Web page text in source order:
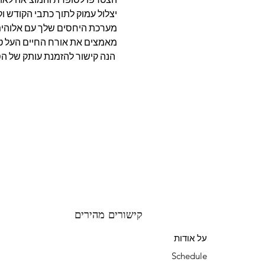
מערכת היחסים שלך עם
מאמצים את אורח החיים העל
קישורים מהירים
על אודות
Schedule